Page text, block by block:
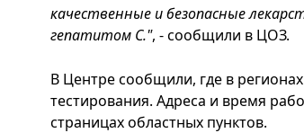
качественные и безопасные
гепатитом С.", - сообщили в ЦОЗ.
В Центре сообщили, где в
тестирования. Адреса и время
страницах областных пунктов.